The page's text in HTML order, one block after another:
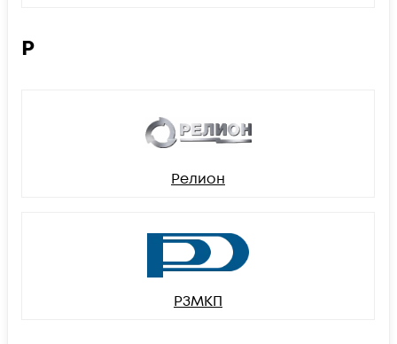
Р
Релион
РЗМКП